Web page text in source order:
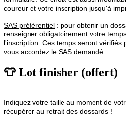
coureur et votre inscription jusqu'à
SAS préférentiel : pour obtenir un
renseigner obligatoirement votre
l'inscription. Ces temps seront vérifiés
vous accordez le SAS demandé.
👕 Lot finisher (offert)
Indiquez votre taille au moment de
récupérer au retrait des dossards !